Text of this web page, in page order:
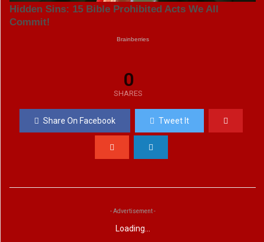
0
SHARES
Share On Facebook Tweet It
- Advertisement -
Loading...